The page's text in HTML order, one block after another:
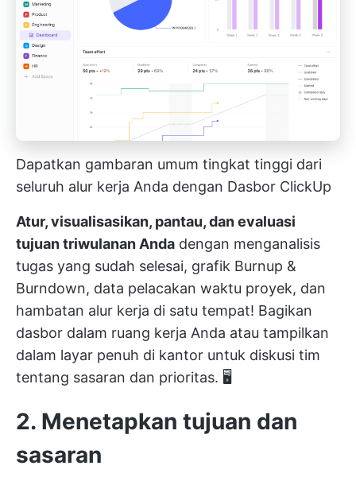
Dapatkan gambaran umum tingkat tinggi dari
seluruh alur kerja Anda dengan Dasbor ClickUp
Atur, visualisasikan, pantau, dan evaluasi
tujuan triwulanan Anda dengan menganalisis
tugas yang sudah selesai, grafik Burnup &
Burndown, data pelacakan waktu proyek, dan
hambatan alur kerja di satu tempat! Bagikan
dasbor dalam ruang kerja Anda atau tampilkan
dalam layar penuh di kantor untuk diskusi tim
tentang sasaran dan prioritas. 🖥️
2. Menetapkan tujuan dan
sasaran